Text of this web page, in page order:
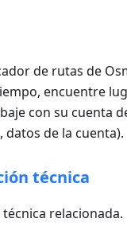
de rutas de
encuentre
con su cuenta
de la cuenta).
técnica
relacionada.